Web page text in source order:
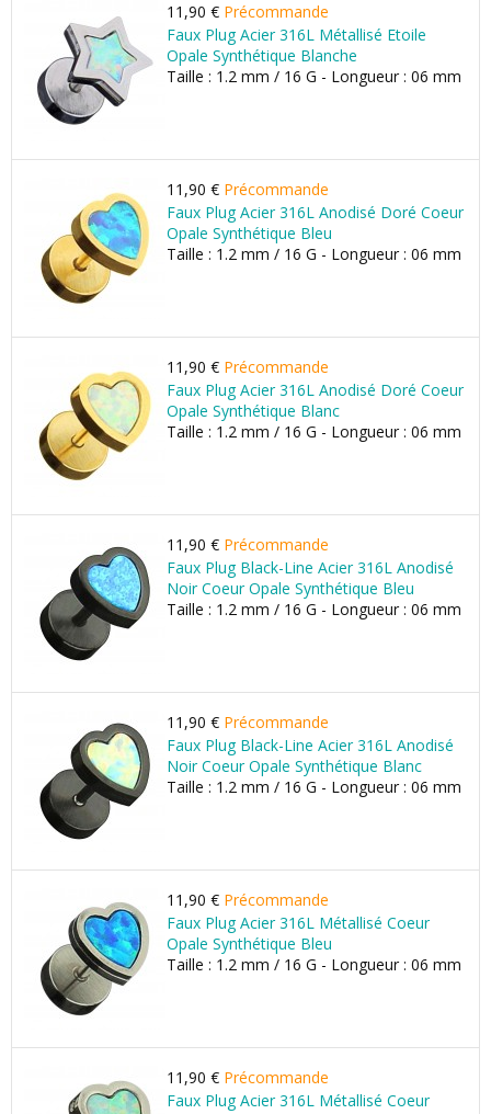
11,90 € Précommande
Faux Plug Acier 316L Métallisé Etoile
Opale Synthétique Blanche
Taille : 1.2 mm / 16 G - Longueur : 06 mm
11,90 € Précommande
Faux Plug Acier 316L Anodisé Doré Coeur
Opale Synthétique Bleu
Taille : 1.2 mm / 16 G - Longueur : 06 mm
11,90 € Précommande
Faux Plug Acier 316L Anodisé Doré Coeur
Opale Synthétique Blanc
Taille : 1.2 mm / 16 G - Longueur : 06 mm
11,90 € Précommande
Faux Plug Black-Line Acier 316L Anodisé
Noir Coeur Opale Synthétique Bleu
Taille : 1.2 mm / 16 G - Longueur : 06 mm
11,90 € Précommande
Faux Plug Black-Line Acier 316L Anodisé
Noir Coeur Opale Synthétique Blanc
Taille : 1.2 mm / 16 G - Longueur : 06 mm
11,90 € Précommande
Faux Plug Acier 316L Métallisé Coeur
Opale Synthétique Bleu
Taille : 1.2 mm / 16 G - Longueur : 06 mm
11,90 € Précommande
Faux Plug Acier 316L Métallisé Coeur